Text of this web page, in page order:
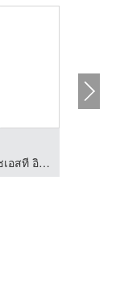
รอกโซ่ไฟฟ้าและเครนโรงงาน - เอชเอสที อินเตอร์เนชั่นแนล